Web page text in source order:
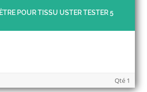
POUR TISSU USTER TESTER 5
Qté 1